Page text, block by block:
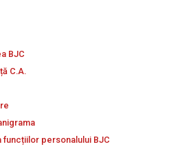
BJC
C.A.
funcțiilor personalului BJC